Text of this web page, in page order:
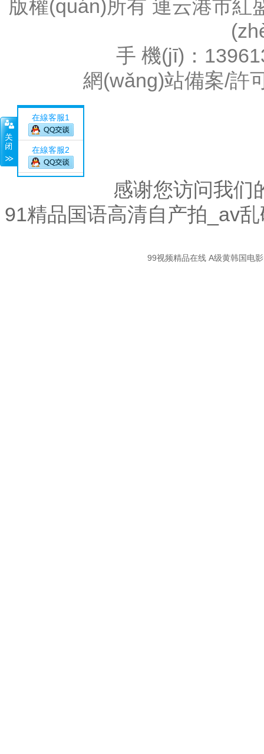
版權(quán)所有 連云港市紅
手 機(jī)：
網(wǎng)站備案/許
在線客服1
在線客服2
感谢您访问我们
91精品国语高清自产拍_av
99视频精品在线 A级黄韩国电